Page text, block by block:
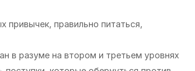
привычек, правильно питаться,
в разуме на втором и третьем уровнях